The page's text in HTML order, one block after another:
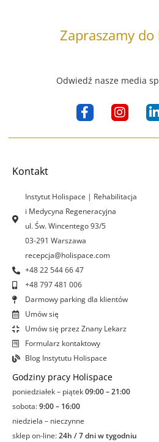
Zapraszamy
Odwiedź nasze media
F
a
c
k
-
f
I
n
s
a
L
i
Kontakt
Instytut Holispace | Rehabilitacja
i Medycyna Regeneracyjna
ul. Św. Wincentego 93/5
03-291 Warszawa
recepcja@holispace.com
+48 22 544 66 47
+48 797 481 006
Darmowy parking dla klientów
Umów się
Umów się przez Znany Lekarz
Formularz kontaktowy
Blog Instytutu Holispace
Godziny pracy Holispace
poniedziałek – piątek09:00 – 21:00
sobota:9:00 – 16:00
niedziela – nieczynne
sklep on-line:24h / 7 dni w tygodniu